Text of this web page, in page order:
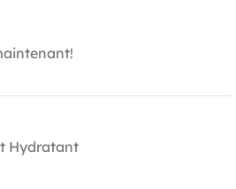
Hydratant